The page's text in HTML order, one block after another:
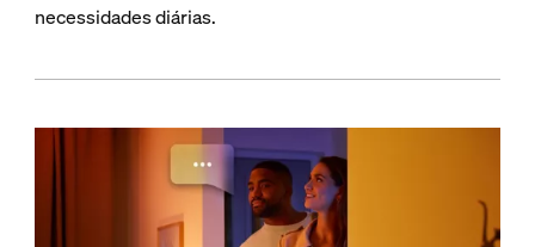
necessidades diárias.